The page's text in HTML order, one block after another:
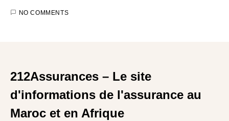
NO COMMENTS
212Assurances – Le site
d'informations de l'assurance au
Maroc et en Afrique